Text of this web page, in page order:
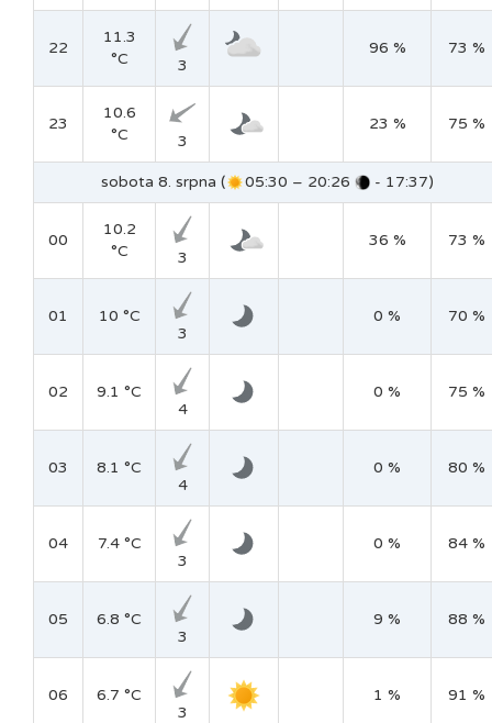
22
11.3
°C
3
96 % 73 %
23
10.6
°C
3
23 % 75 %
sobota 8. srpna ( 05:30 – 20:26 - 17:37)
00
10.2
°C
3
36 % 73 %
01
10 °C
3
0 % 70 %
02
9.1 °C
4
0 % 75 %
03
8.1 °C
4
0 % 80 %
04
7.4 °C
3
0 % 84 %
05
6.8 °C
3
9 % 88 %
06
6.7 °C
3
1 % 91 %